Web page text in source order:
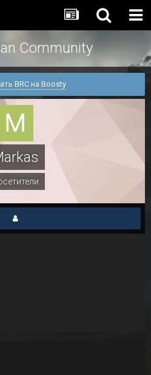
Community
BRC на Boosty